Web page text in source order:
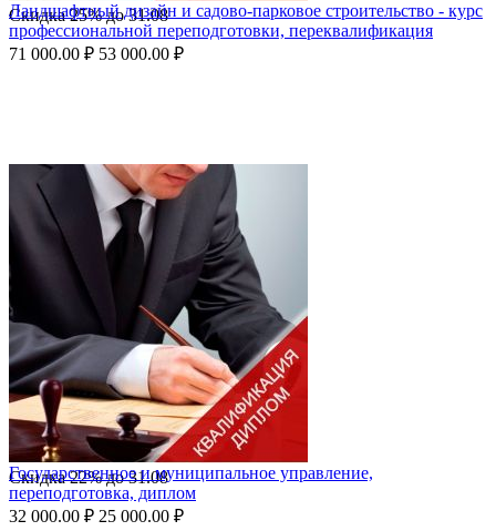
Скидка25%до31.08
Ландшафтный дизайн и садово-парковое строительство - курс
профессиональной переподготовки, переквалификация
71 000.00 ₽ 53 000.00 ₽
Скидка22%до31.08
Государственное и муниципальное управление,
переподготовка, диплом
32 000.00 ₽ 25 000.00 ₽